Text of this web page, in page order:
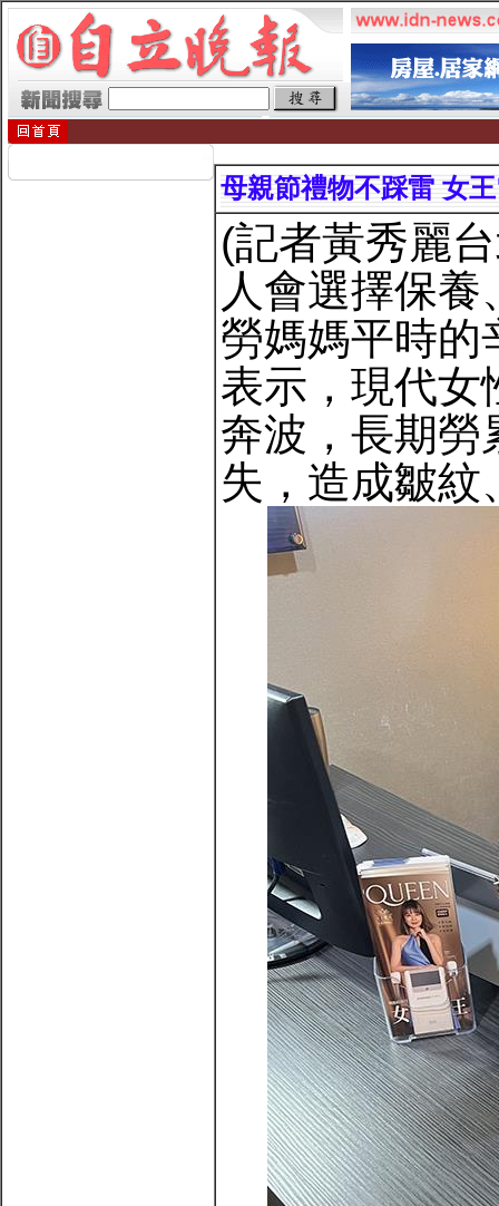
母親節禮物不踩雷 女
(記者黃秀麗
人會選擇保
勞媽媽平時的
表示，現代女
奔波，長期勞
失，造成皺紋